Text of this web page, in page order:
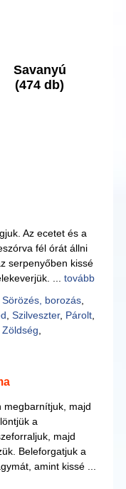
Savanyú
(474 db)
Az ecetet és a
fél órát állni
serpenyőben kissé
... tovább
Sörözés, borozás,
Szilveszter, Párolt,
Zöldség
megbarnítjuk, majd
a
majd
Beleforgatjuk a
amint kissé ...